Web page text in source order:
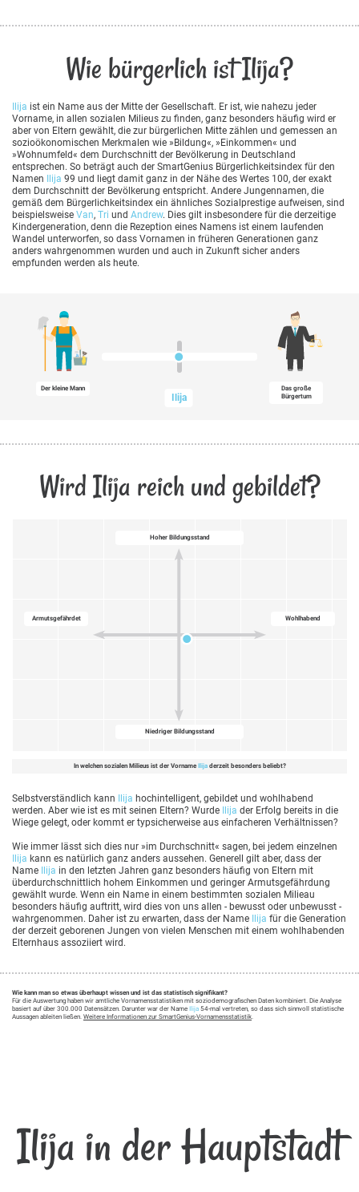
Wie bürgerlich ist Ilija?
Ilija ist ein Name aus der Mitte der Gesellschaft. Er ist, wie nahezu jeder
Vorname, in allen sozialen Milieus zu finden, ganz besonders häufig wird er
aber von Eltern gewählt, die zur bürgerlichen Mitte zählen und gemessen an
sozioökonomischen Merkmalen wie »Bildung«, »Einkommen« und
»Wohnumfeld« dem Durchschnitt der Bevölkerung in Deutschland
entsprechen. So beträgt auch der SmartGenius Bürgerlichkeitsindex für den
Namen Ilija 99 und liegt damit ganz in der Nähe des Wertes 100, der exakt
dem Durchschnitt der Bevölkerung entspricht. Andere Jungennamen, die
gemäß dem Bürgerlichkeitsindex ein ähnliches Sozialprestige aufweisen, sind
beispielsweise Van, Tri und Andrew. Dies gilt insbesondere für die derzeitige
Kindergeneration, denn die Rezeption eines Namens ist einem laufenden
Wandel unterworfen, so dass Vornamen in früheren Generationen ganz
anders wahrgenommen wurden und auch in Zukunft sicher anders
empfunden werden als heute.
Der kleine Mann
Ilija
Das große
Bürgertum
Wird Ilija reich und gebildet?
Hoher Bildungsstand
Wohlhabend
Niedriger Bildungsstand
Armutsgefährdet
In welchen sozialen Milieus ist der Vorname Ilijaderzeit besonders beliebt?
Selbstverständlich kann Ilija hochintelligent, gebildet und wohlhabend
werden. Aber wie ist es mit seinen Eltern? Wurde
Ilija der Erfolg bereits in die
Wiege gelegt, oder kommt er typsicherweise aus einfacheren Verhältnissen?
Wie immer lässt sich dies nur »im Durchschnitt« sagen, bei jedem einzelnen
Ilija kann es natürlich ganz anders aussehen. Generell gilt aber, dass der
Name
Ilija in den letzten Jahren ganz besonders häufig von Eltern mit
überdurchschnittlich hohem Einkommen und geringer Armutsgefährdung
gewählt wurde. Wenn ein Name in einem bestimmten sozialen Milieau
besonders häufig auftritt, wird dies von uns allen - bewusst oder unbewusst -
wahrgenommen. Daher ist zu erwarten, dass der Name
Ilija für die Generation
der derzeit geborenen Jungen von vielen Menschen mit einem wohlhabenden
Elternhaus assoziiert wird.
Wie kann man so etwas überhaupt wissen und ist das statistisch signifikant?
Für die Auswertung haben wir amtliche Vornamensstatistiken mit soziodemografischen Daten kombiniert. Die Analyse
basiert auf über 300.000 Datensätzen. Darunter war der Name
Ilija 54-mal vertreten, so dass sich sinnvoll statistische
Aussagen ableiten ließen. Weitere Informationen zur SmartGenius-Vornamensstatistik.
Ilija in der Hauptstadt